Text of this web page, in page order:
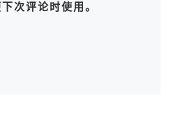
次评论时使用。